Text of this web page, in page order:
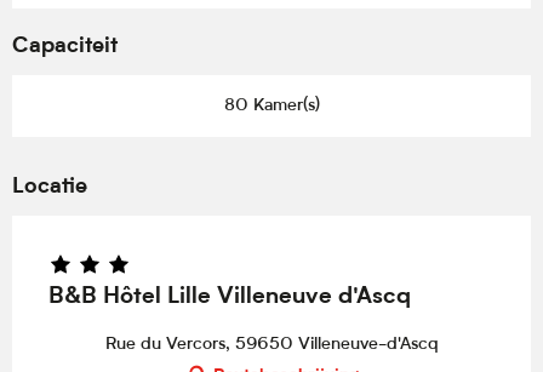
Capaciteit
80 Kamer(s)
Locatie
B&B Hôtel Lille Villeneuve d'Ascq
Rue du Vercors, 59650 Villeneuve-d'Ascq